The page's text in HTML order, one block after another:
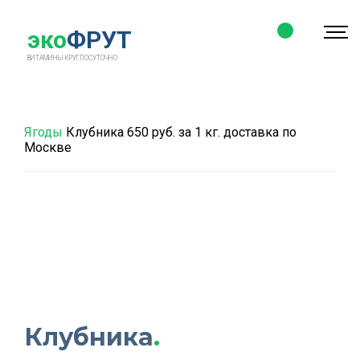
экоФРУТ
ВИТАМИНЫ КРУГЛОСУТОЧНО
Ягоды Клубника 650 руб. за 1 кг. доставка по
Москве
Клубника.